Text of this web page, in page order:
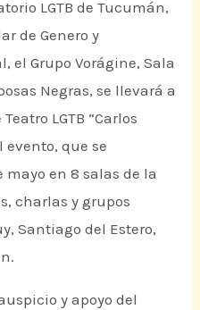
LGTB de Tucumán,
de Genero y
el Grupo Vorágine, Sala
Negras, se llevará a
LGTB “Carlos
evento, que se
mayo en 8 salas de la
charlas y grupos
Santiago del Estero,
y apoyo del